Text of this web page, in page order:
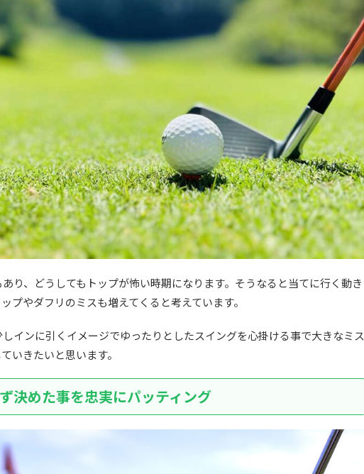
り、どうしてもトップが怖い時期になります。そうなると当てに行く動き
プやダフリのミスも増えてくると考えています。
インに引くイメージでゆったりとしたスイングを心掛ける事で大きなミス
いきたいと思います。
決めた事を忠実にパッティング